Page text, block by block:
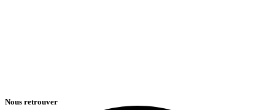
Nous retrouver